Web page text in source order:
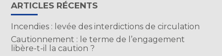
ARTICLES RÉCENTS
Incendies : levée des interdictions de circulation
Cautionnement : le terme de l’engagement
libère-t-il la caution ?